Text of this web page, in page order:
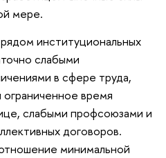
мере.
институциональных
слабыми
в сфере труда,
время
слабыми профсоюзами и
договоров.
минимальной